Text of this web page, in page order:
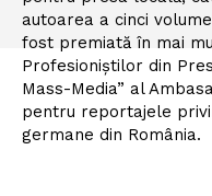
autoarea a cinci
fost premiată în mai
Profesioniștilor din
Mass-Media” al
pentru reportajele
germane din România.